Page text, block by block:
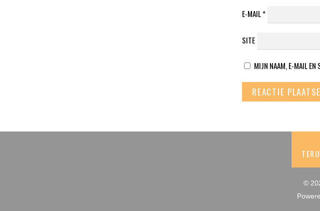
E-MAIL*
SITE
MIJN NAAM, E-MAIL EN
©